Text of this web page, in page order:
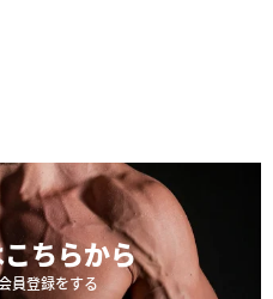
こちらから
員登録をする